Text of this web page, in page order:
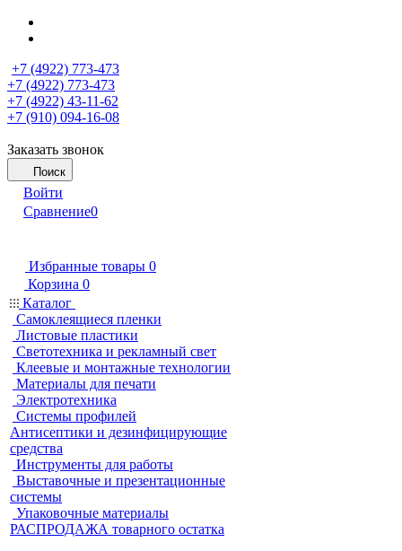
+7 (4922) 773-473
+7 (4922) 773-473
+7 (4922) 43-11-62
+7 (910) 094-16-08
Заказать звонок
Поиск
Войти
Сравнение0
Избранные товары 0
Корзина 0
Каталог
Самоклеящиеся пленки
Листовые пластики
Светотехника и рекламный свет
Клеевые и монтажные технологии
Материалы для печати
Электротехника
Системы профилей
Антисептики и дезинфицирующие
средства
Инструменты для работы
Выставочные и презентационные
системы
Упаковочные материалы
РАСПРОДАЖА товарного остатка